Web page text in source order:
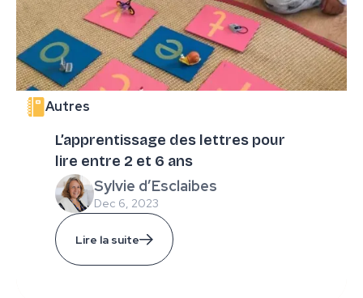
Autres
L’apprentissage des lettres pour
lire entre 2 et 6 ans
Sylvie d’Esclaibes
Dec 6, 2023
Lire la suite